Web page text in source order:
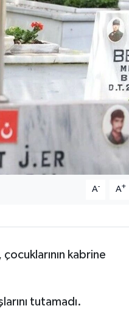
A- A+
kabrine
tutamadı.